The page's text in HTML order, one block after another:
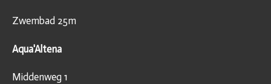
Zwembad 25m
Aqua'Altena
Middenweg 1